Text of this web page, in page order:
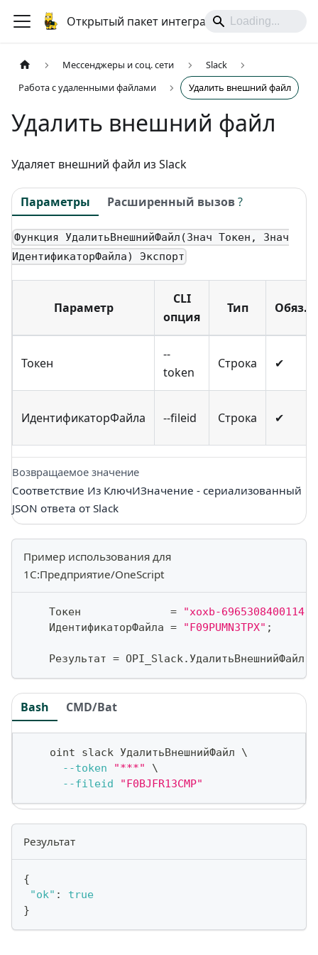
Открытый пакет интеграций
Мессенджеры и соц. сети
Slack
Работа с удаленными файлами
Удалить внешний файл
Удалить внешний файл
Удаляет внешний файл из Slack
Параметры Расширенный вызов?
Функция УдалитьВнешнийФайл(Знач Токен, Знач
ИдентификаторФайла) Экспорт
Параметр
CLI
опция
Тип Обяз.
Токен
--
token
Строка ✔
ИдентификаторФайла --fileid Строка ✔
Возвращаемое значение
Соответствие Из КлючИЗначение - сериализованный
JSON ответа от Slack
Пример использования для
1С:Предприятие/OneScript
    Токен
=
"xoxb-
    ИдентификаторФайла
= "F09PUMN3TPX" ;
    Результат
= OPI_Slack. УдалитьВнешнийФайл
Bash CMD/Bat
    oint slack УдалитьВнешнийФайл
\
--token
"***"
\
--fileid
"F0BJFR13CMP"
Результат
{
"ok" :
true
}